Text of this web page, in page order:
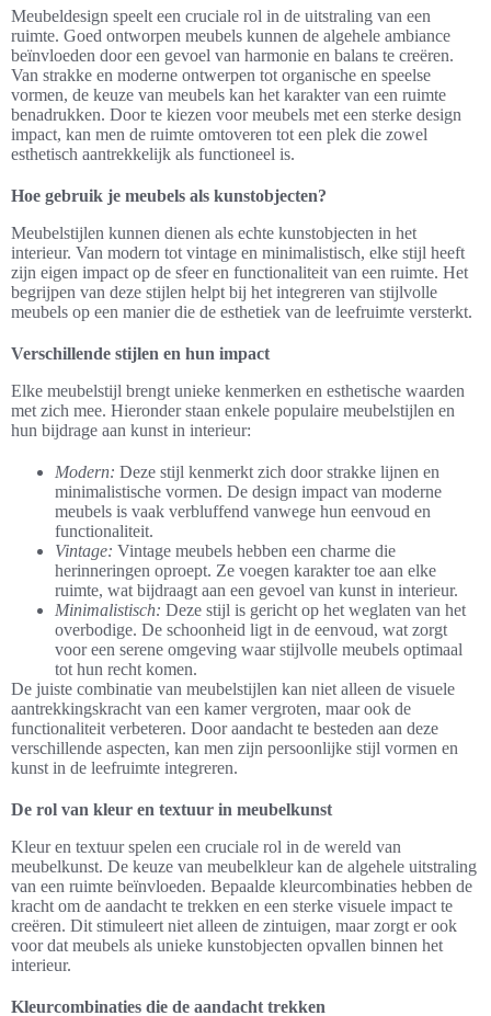
Meubeldesign speelt een cruciale rol in de uitstraling van een
ruimte. Goed ontworpen meubels kunnen de algehele ambiance
beïnvloeden door een gevoel van harmonie en balans te creëren.
Van strakke en moderne ontwerpen tot organische en speelse
vormen, de keuze van meubels kan het karakter van een ruimte
benadrukken. Door te kiezen voor meubels met een sterke design
impact, kan men de ruimte omtoveren tot een plek die zowel
esthetisch aantrekkelijk als functioneel is.
Hoe gebruik je meubels als kunstobjecten?
Meubelstijlen kunnen dienen als echte kunstobjecten in het
interieur. Van modern tot vintage en minimalistisch, elke stijl heeft
zijn eigen impact op de sfeer en functionaliteit van een ruimte. Het
begrijpen van deze stijlen helpt bij het integreren van stijlvolle
meubels op een manier die de esthetiek van de leefruimte versterkt.
Verschillende stijlen en hun impact
Elke meubelstijl brengt unieke kenmerken en esthetische waarden
met zich mee. Hieronder staan enkele populaire meubelstijlen en
hun bijdrage aan kunst in interieur:
Modern: Deze stijl kenmerkt zich door strakke lijnen en
minimalistische vormen. De design impact van moderne
meubels is vaak verbluffend vanwege hun eenvoud en
functionaliteit.
Vintage: Vintage meubels hebben een charme die
herinneringen oproept. Ze voegen karakter toe aan elke
ruimte, wat bijdraagt aan een gevoel van kunst in interieur.
Minimalistisch: Deze stijl is gericht op het weglaten van het
overbodige. De schoonheid ligt in de eenvoud, wat zorgt
voor een serene omgeving waar stijlvolle meubels optimaal
tot hun recht komen.
De juiste combinatie van meubelstijlen kan niet alleen de visuele
aantrekkingskracht van een kamer vergroten, maar ook de
functionaliteit verbeteren. Door aandacht te besteden aan deze
verschillende aspecten, kan men zijn persoonlijke stijl vormen en
kunst in de leefruimte integreren.
De rol van kleur en textuur in meubelkunst
Kleur en textuur spelen een cruciale rol in de wereld van
meubelkunst. De keuze van meubelkleur kan de algehele uitstraling
van een ruimte beïnvloeden. Bepaalde kleurcombinaties hebben de
kracht om de aandacht te trekken en een sterke visuele impact te
creëren. Dit stimuleert niet alleen de zintuigen, maar zorgt er ook
voor dat meubels als unieke kunstobjecten opvallen binnen het
interieur.
Kleurcombinaties die de aandacht trekken